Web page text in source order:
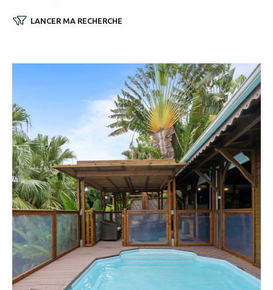
LANCER MA RECHERCHE